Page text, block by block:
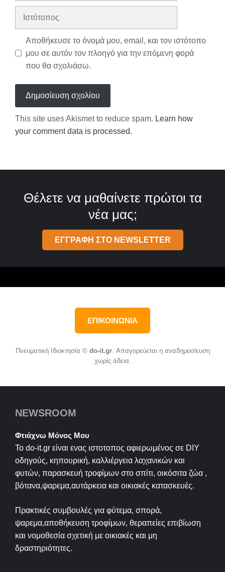
Ιστότοπος
Αποθήκευσε το όνομά μου, email, και τον ιστότοπο
μου σε αυτόν τον πλοηγό για την επόμενη φορά
που θα σχολιάσω.
This site uses Akismet to reduce spam. Learn how
your comment data is processed.
Θέλετε να μαθαίνετε πρώτοι τα
νέα μας;
ΕΓΓΡΑΦΗ ΣΤΟ NEWSLETTER
ΕΠΙΚΟΙΝΩΝΙΑ
Πνευματική Ιδιοκτησία © do-it.gr. Απαγορεύεται η αναδημοσίευση
χωρίς άδεια.
NEWSROOM
Φτιάχνω Μόνος Μου
Το do-it.gr είναι ενας ιστοτοπος αφιερωμένος σε DIY
οδηγούς, κηπουρική, καλλιέργεια λαχανικών και
φυτών, παρασκευή τροφίμων στο σπίτι, οικόσιτα ζώα ,
βότανα,ψαρεμα,αυτάρκεια και οικιακές κατασκευές.
Πρακτικές συμβουλές για φύτεμα, σπορά,
ψαρεμα,αποθήκευση τροφίμων, θεραπείες επιβίωση
και νομοθεσία σχετική με οικιακές και μη
δραστηριότητες.